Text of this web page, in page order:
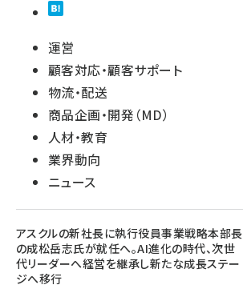
運営
顧客対応・顧客サポート
物流・配送
商品企画・開発（MD）
人材・教育
業界動向
ニュース
アスクルの新社長に執行役員事業戦略本部長
の成松岳志氏が就任へ。AI進化の時代、次世
代リーダーへ経営を継承し新たな成長ステー
ジへ移行